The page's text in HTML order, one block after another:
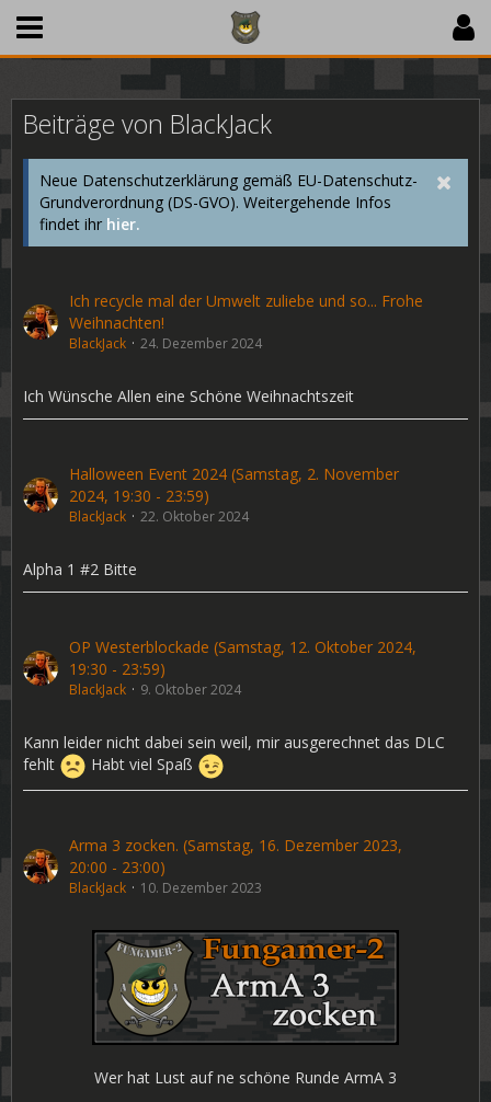
Beiträge von BlackJack
Neue Datenschutzerklärung gemäß EU-Datenschutz-
Grundverordnung (DS-GVO). Weitergehende Infos
findet ihr hier.
Ich recycle mal der Umwelt zuliebe und so... Frohe
Weihnachten!
BlackJack 24. Dezember 2024
Ich Wünsche Allen eine Schöne Weihnachtszeit
Halloween Event 2024 (Samstag, 2. November
2024, 19:30 - 23:59)
BlackJack 22. Oktober 2024
Alpha 1 #2 Bitte
OP Westerblockade (Samstag, 12. Oktober 2024,
19:30 - 23:59)
BlackJack 9. Oktober 2024
Kann leider nicht dabei sein weil, mir ausgerechnet das DLC
fehlt
Habt viel Spaß
Arma 3 zocken. (Samstag, 16. Dezember 2023,
20:00 - 23:00)
BlackJack 10. Dezember 2023
Wer hat Lust auf ne schöne Runde ArmA 3